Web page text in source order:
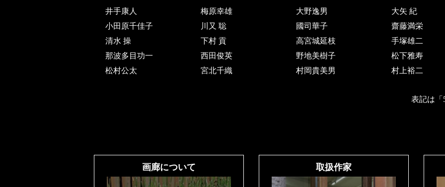
井手康人 梅原幸雄 大野逸男
大矢 紀
小田原千佳子
川又 聡 國司華子
齋藤満栄
清水 操
下村 貢 高宮城延枝
手塚雄二
那波多目功一
西田俊英 野地美樹子
松下雅寿
松村公太
宮北千織 村岡貴美男 村上裕二
表記は「
画廊について 取扱作家